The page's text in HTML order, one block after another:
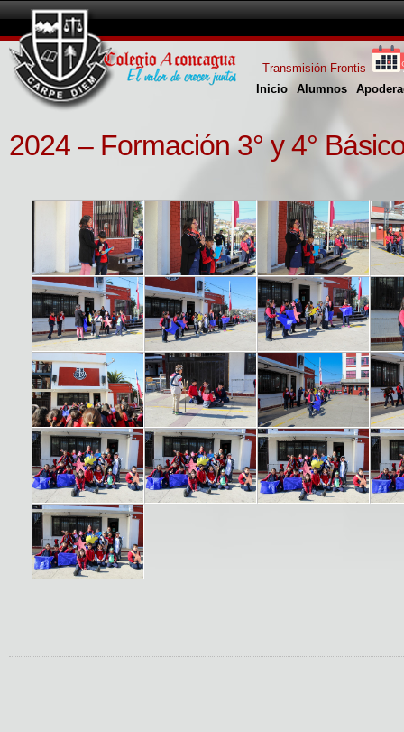
Inicio Alumnos
Transmisión Frontis
2024 – Formación 3° y 4°